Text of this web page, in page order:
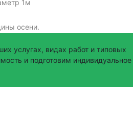
1м
осени.
услугах, видах работ и типовых
и подготовим индивидуальное